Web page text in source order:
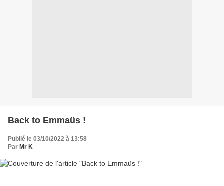
Back to Emmaüs !
Publié le 03/10/2022 à 13:58
Par Mr K